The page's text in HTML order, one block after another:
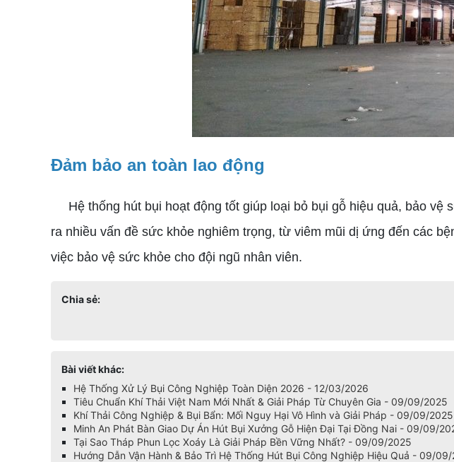
Đảm bảo an toàn lao động
Hệ thống hút bụi hoạt động tốt giúp loại bỏ bụi gỗ hiệu quả, bảo vệ
ra nhiều vấn đề sức khỏe nghiêm trọng, từ viêm mũi dị ứng đến các
việc bảo vệ sức khỏe cho đội ngũ nhân viên.
Chia sẻ:
Bài viết khác:
Hệ Thống Xử Lý Bụi Công Nghiệp Toàn Diện 2026 - 12/03/2026
Tiêu Chuẩn Khí Thải Việt Nam Mới Nhất & Giải Pháp Từ Chuyên Gia - 09/09/2025
Khí Thải Công Nghiệp & Bụi Bẩn: Mối Nguy Hại Vô Hình và Giải Pháp - 09/09/2025
Minh An Phát Bàn Giao Dự Án Hút Bụi Xưởng Gỗ Hiện Đại Tại Đồng Nai - 09/09/
Tại Sao Tháp Phun Lọc Xoáy Là Giải Pháp Bền Vững Nhất? - 09/09/2025
Hướng Dẫn Vận Hành & Bảo Trì Hệ Thống Hút Bụi Công Nghiệp Hiệu Quả - 09/